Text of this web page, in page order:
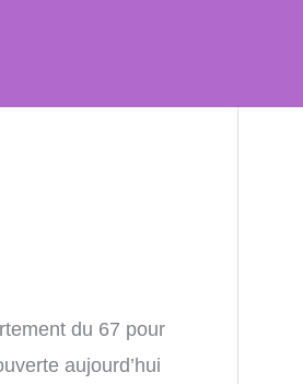
du 67 pour
aujourd’hui